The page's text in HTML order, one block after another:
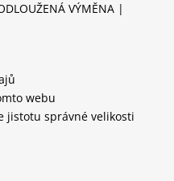
VÝMĚNA |
webu
jistotu správné velikosti